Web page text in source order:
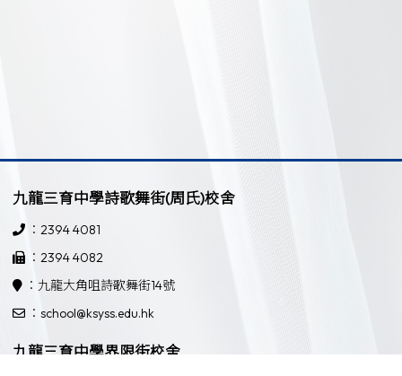
九龍三育中學詩歌舞街(周氏)校舍
：2394 4081
：2394 4082
：九龍大角咀詩歌舞街14號
：school@ksyss.edu.hk
九龍三育中學界限街校舍